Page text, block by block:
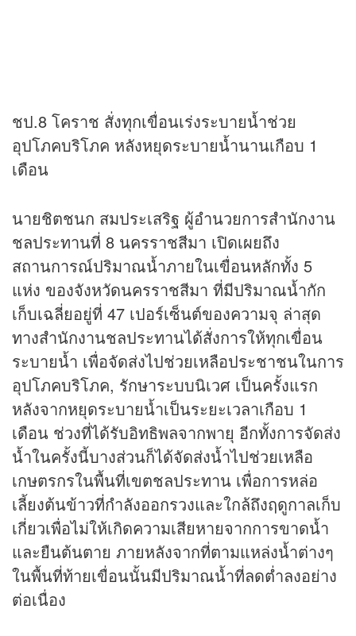
ชป.8 โคราช สั่งทุกเขื่อนเร่งระบายน้ำช่วย
อุปโภคบริโภค หลังหยุดระบายน้ำนานเกือบ 1
เดือน
นายชิตชนก สมประเสริฐ ผู้อำนวยการสำนักงาน
ชลประทานที่ 8 นครราชสีมา เปิดเผยถึง
สถานการณ์ปริมาณน้ำภายในเขื่อนหลักทั้ง 5
แห่ง ของจังหวัดนครราชสีมา ที่มีปริมาณน้ำกัก
เก็บเฉลี่ยอยู่ที่ 47 เปอร์เซ็นต์ของความจุ ล่าสุด
ทางสำนักงานชลประทานได้สั่งการให้ทุกเขื่อน
ระบายน้ำ เพื่อจัดส่งไปช่วยเหลือประชาชนในการ
อุปโภคบริโภค, รักษาระบบนิเวศ เป็นครั้งแรก
หลังจากหยุดระบายน้ำเป็นระยะเวลาเกือบ 1
เดือน ช่วงที่ได้รับอิทธิพลจากพายุ อีกทั้งการจัดส่ง
น้ำในครั้งนี้บางส่วนก็ได้จัดส่งน้ำไปช่วยเหลือ
เกษตรกรในพื้นที่เขตชลประทาน เพื่อการหล่อ
เลี้ยงต้นข้าวที่กำลังออกรวงและใกล้ถึงฤดูกาลเก็บ
เกี่ยวเพื่อไม่ให้เกิดความเสียหายจากการขาดน้ำ
และยืนต้นตาย ภายหลังจากที่ตามแหล่งน้ำต่างๆ
ในพื้นที่ท้ายเขื่อนนั้นมีปริมาณน้ำที่ลดต่ำลงอย่าง
ต่อเนื่อง